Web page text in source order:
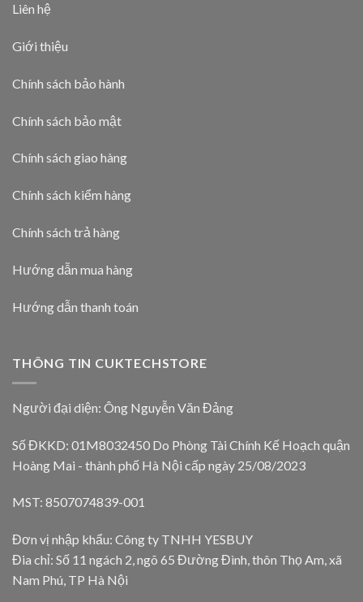
Liên hệ
Giới thiệu
Chính sách bảo hành
Chính sách bảo mật
Chính sách giao hàng
Chính sách kiểm hàng
Chính sách trả hàng
Hướng dẫn mua hàng
Hướng dẫn thanh toán
THÔNG TIN CUKTECHSTORE
Người đại diện: Ông Nguyễn Văn Đảng
Số ĐKKD: 01M8032450 Do Phòng Tài Chính Kế Hoạch quận
Hoàng Mai - thành phố Hà Nội cấp ngày 25/08/2023
MST: 8507074839-001
Đơn vị nhập khẩu: Công ty TNHH YESBUY
Đia chỉ: Số 11 ngách 2, ngõ 65 Đường Đình, thôn Thọ Am, xã
Nam Phú, TP Hà Nội